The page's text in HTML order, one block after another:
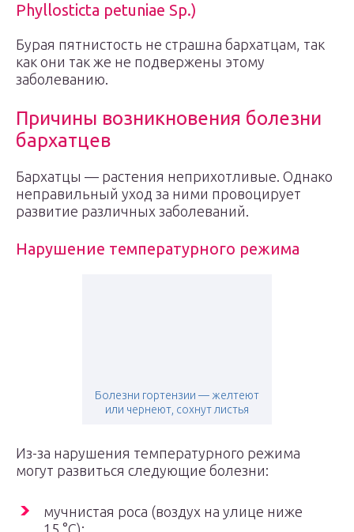
Phyllosticta petuniae Sp.)
Бурая пятнистость не страшна бархатцам, так
как они так же не подвержены этому
заболеванию.
Причины возникновения болезни
бархатцев
Бархатцы — растения неприхотливые. Однако
неправильный уход за ними провоцирует
развитие различных заболеваний.
Нарушение температурного режима
Болезни гортензии — желтеют
или чернеют, сохнут листья
Из-за нарушения температурного режима
могут развиться следующие болезни:
мучнистая роса (воздух на улице ниже
15 °C);